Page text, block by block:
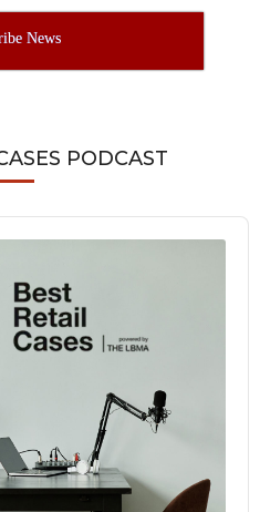
News
PODCAST